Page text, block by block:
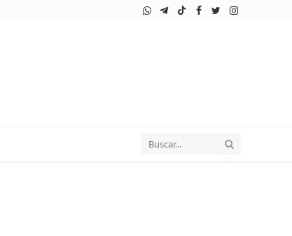
WhatsApp
Telegram
TikTokFacebook
TwitterInstagram